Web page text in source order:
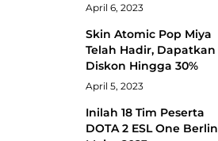
April 6, 2023
Skin Atomic Pop Miya
Telah Hadir, Dapatkan
Diskon Hingga 30%
April 5, 2023
Inilah 18 Tim Peserta
DOTA 2 ESL One Berlin